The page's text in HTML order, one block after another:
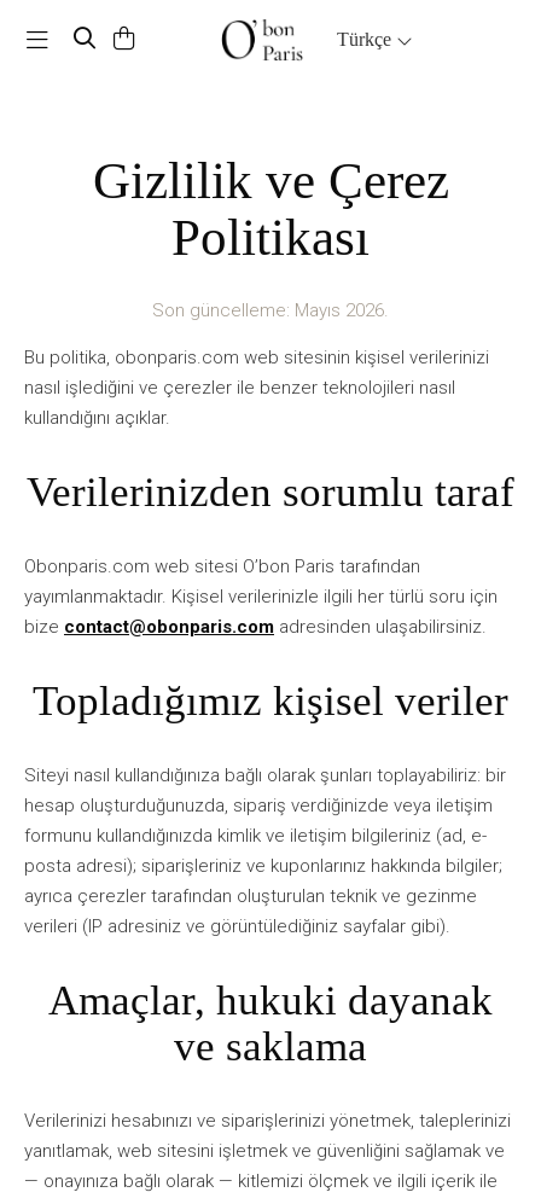
Toggle navigation Türkçe
Gizlilik ve Çerez
Politikası
Son güncelleme: Mayıs 2026.
Bu politika, obonparis.com web sitesinin kişisel verilerinizi
nasıl işlediğini ve çerezler ile benzer teknolojileri nasıl
kullandığını açıklar.
Verilerinizden sorumlu taraf
obonparis.com web sitesi O’bon Paris tarafından
yayımlanmaktadır. Kişisel verilerinizle ilgili her türlü soru için
bize contact@obonparis.com adresinden ulaşabilirsiniz.
Topladığımız kişisel veriler
Siteyi nasıl kullandığınıza bağlı olarak şunları toplayabiliriz: bir
hesap oluşturduğunuzda, sipariş verdiğinizde veya iletişim
formunu kullandığınızda kimlik ve iletişim bilgileriniz (ad, e-
posta adresi); siparişleriniz ve kuponlarınız hakkında bilgiler;
ayrıca çerezler tarafından oluşturulan teknik ve gezinme
verileri (IP adresiniz ve görüntülediğiniz sayfalar gibi).
Amaçlar, hukuki dayanak
ve saklama
Verilerinizi hesabınızı ve siparişlerinizi yönetmek, taleplerinizi
yanıtlamak, web sitesini işletmek ve güvenliğini sağlamak ve
— onayınıza bağlı olarak — kitlemizi ölçmek ve ilgili içerik ile